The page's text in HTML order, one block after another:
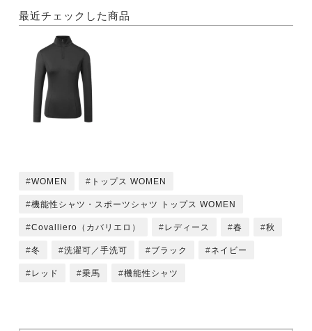
最近チェックした商品
WOMEN トップス WOMEN
機能性シャツ・スポーツシャツ トップス WOMEN
Covalliero（カバリエロ） レディース 春 秋
冬 洗濯可／手洗可 ブラック ネイビー
レッド 乗馬 機能性シャツ